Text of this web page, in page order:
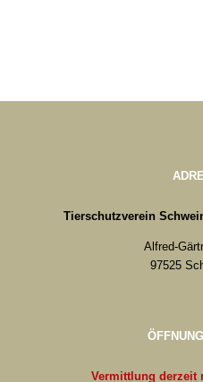
Tierschutzverein
Alfred-
97525
Vermittlung derzeit